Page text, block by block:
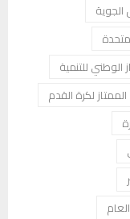
الجوية
الوطني للتنمية
لكرة القدم